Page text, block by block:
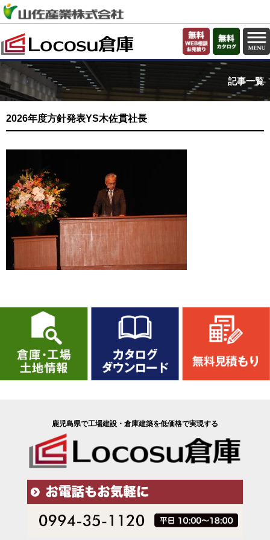
記事一覧
2026年度方針発表YS木佐貫社長
鹿児島県で工場建設・倉庫建築を低価格で実現する